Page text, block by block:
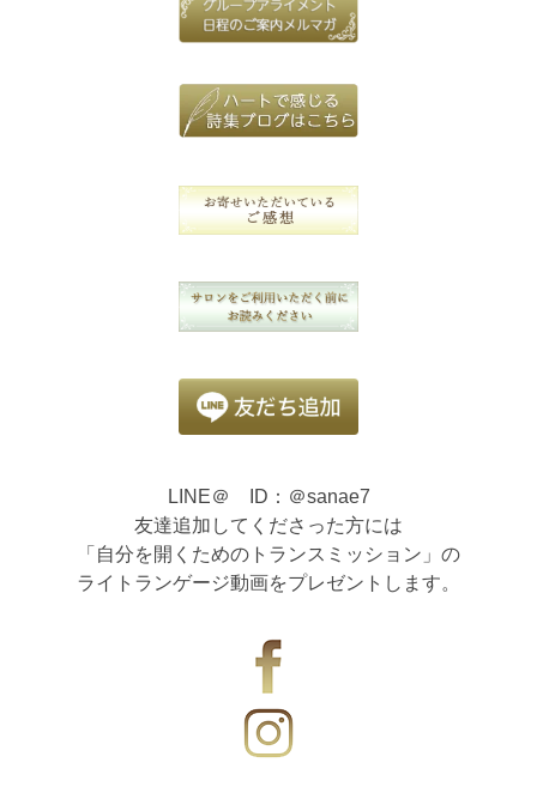
LINE＠ ID：＠sanae7
友達追加してくださった方には
「自分を開くためのトランスミッション」の
ライトランゲージ動画をプレゼントします。